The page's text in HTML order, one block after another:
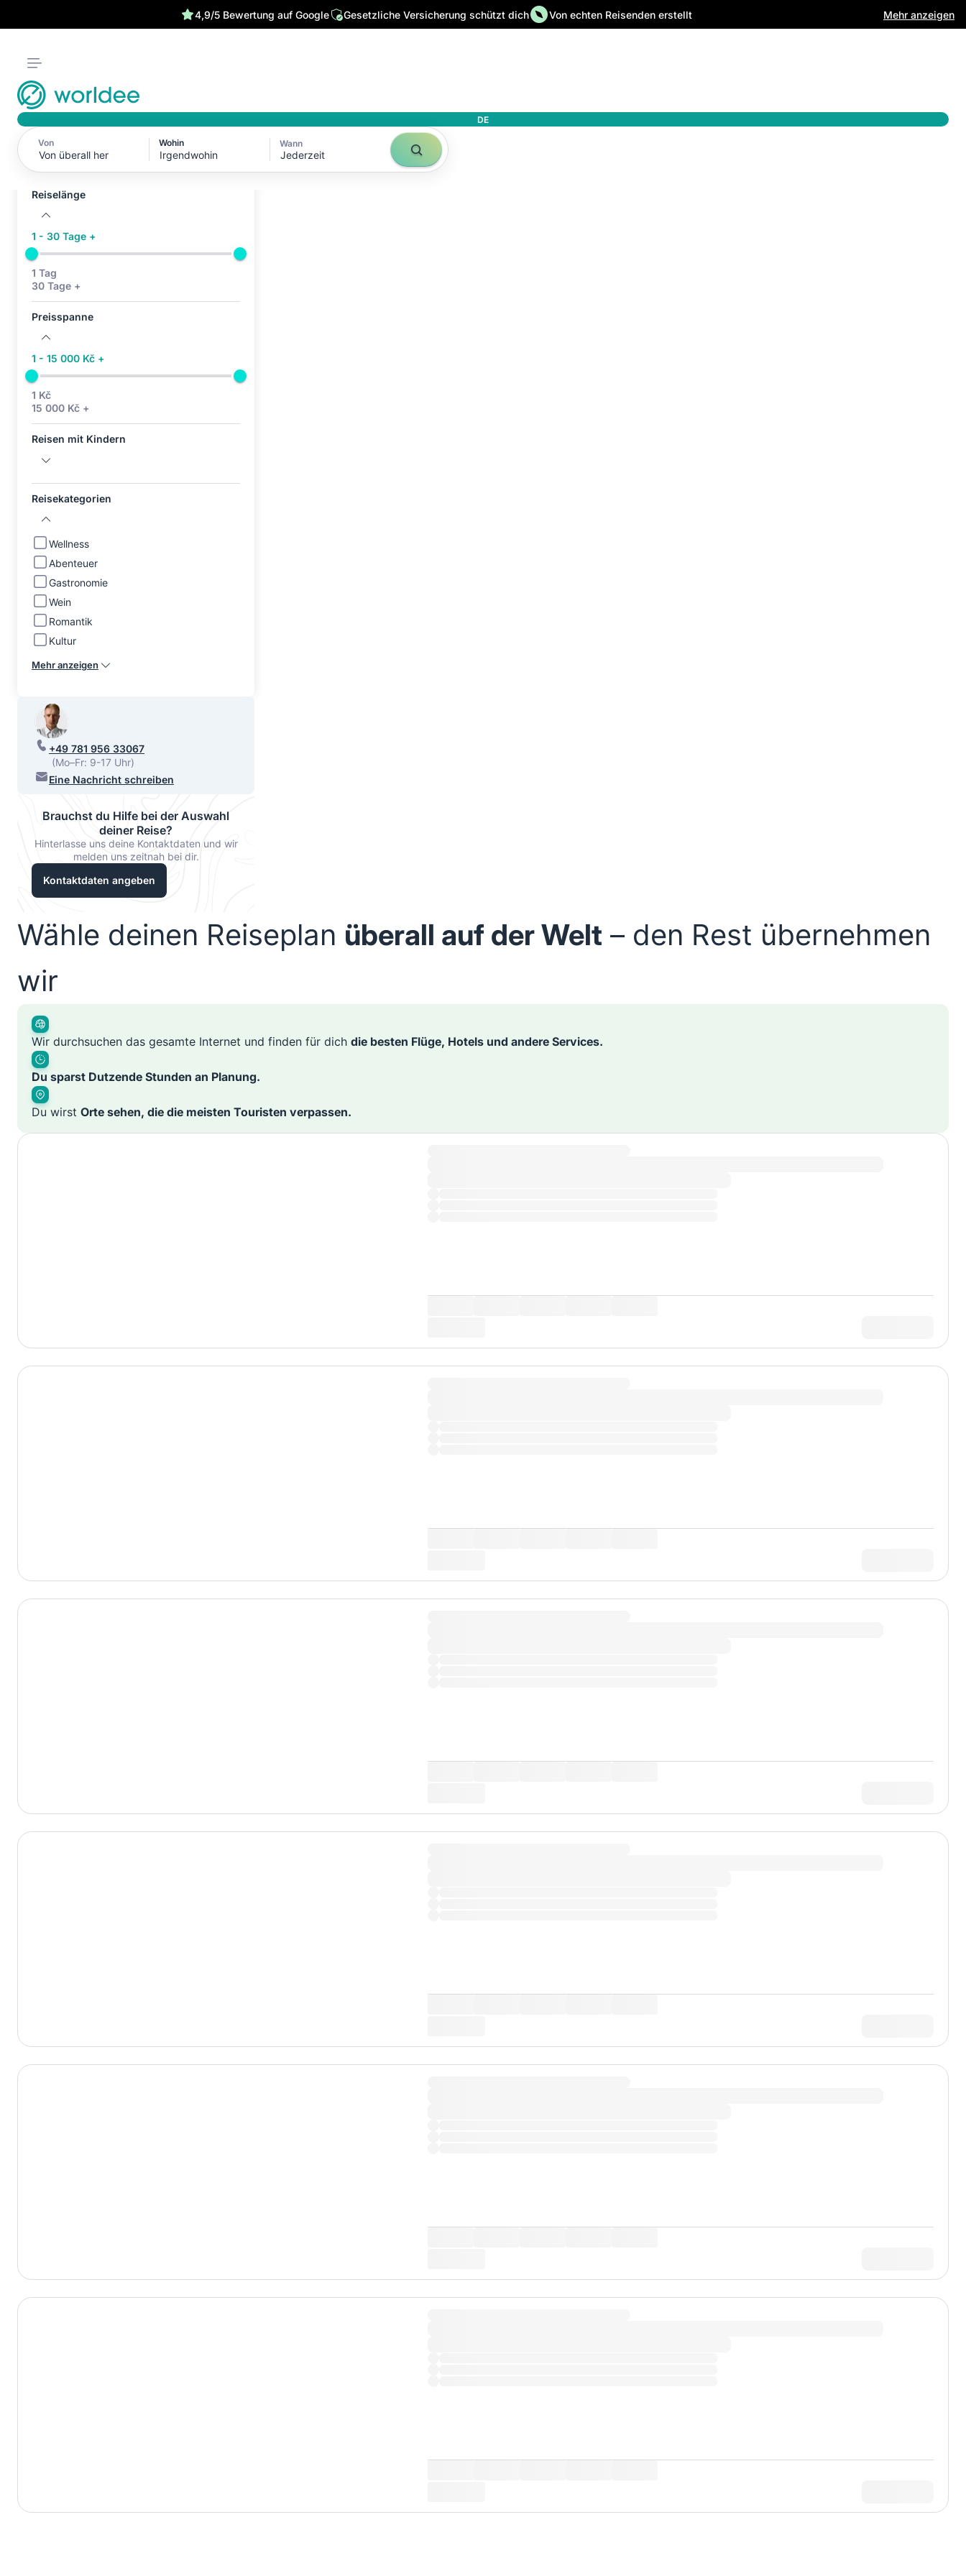
4,9/5 Bewertung auf Google Gesetzliche Versicherung schützt dich Von echten Reisenden erstellt Mehr anzeigen
DE
Von Wohin Wann
Jederzeit
Aktive Filter (0)
Keine aktiven Filter
Reiselänge
1 - 30 Tage +
1 Tag
30 Tage +
Preisspanne
1 - 15 000 Kč +
1 Kč
15 000 Kč +
Reisen mit Kindern
Reisekategorien
Wellness
Abenteuer
Gastronomie
Wein
Romantik
Kultur
Mehr anzeigen
+49 781 956 33067
(Mo–Fr: 9-17 Uhr)
Eine Nachricht schreiben
Brauchst du Hilfe bei der Auswahl
deiner Reise?
Hinterlasse uns deine Kontaktdaten und wir
melden uns zeitnah bei dir.
Kontaktdaten angeben
Wähle deinen Reiseplan überall auf der Welt – den Rest übernehmen
wir
Wir durchsuchen das gesamte Internet und finden für dich die besten Flüge, Hotels und andere Services.
Du sparst Dutzende Stunden an Planung.
Du wirst Orte sehen, die die meisten Touristen verpassen.